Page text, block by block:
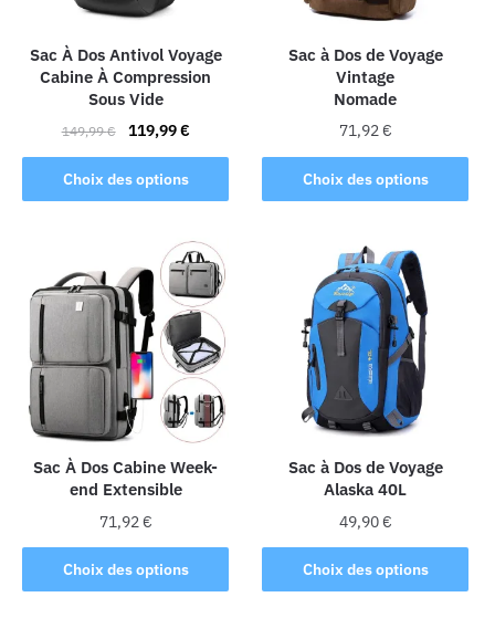
Sac À Dos Antivol Voyage
Cabine À Compression
Sous Vide
149,99€
Le
prix
initial
était :
119,99€Le
prix
actuel
est :
Choix des options
Ce
produit
plusieurs
variations.
Les
options
peuvent
être
choisies
sur
la
page
du
produit
Sac à Dos de Voyage
Vintage
Nomade
71,92€
Choix des options
Ce
produit
plusieurs
variations.
Les
options
peuvent
être
choisies
sur
la
page
du
produit
Sac À Dos Cabine Week-
end Extensible
71,92€
Choix des options
Ce
produit
Sac à Dos de Voyage
Alaska 40L
49,90€
Choix des options
Ce
produit